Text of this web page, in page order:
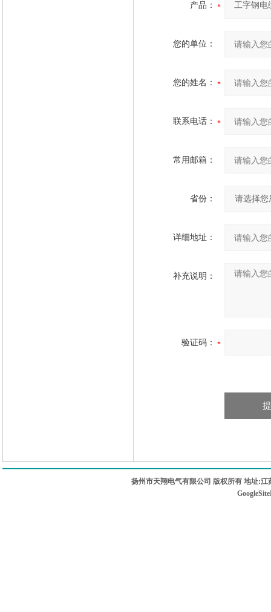
产品：
您的单位：
您的姓名：
联系电话：
常用邮箱：
省份：
详细地址：
补充说明：
验证码：
扬州市天翔电气有限公司 版权所有 地址: